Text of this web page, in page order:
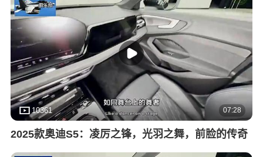
10361 07:28
2025款奥迪S5：凌厉之锋，光羽之舞，前脸的传奇